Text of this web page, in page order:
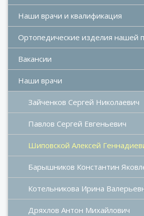
Наши врачи и квалификация
Ортопедические изделия нашей
Вакансии
Наши врачи
Зайченков Сергей Николаевич
Павлов Сергей Евгеньевич
Шиповской Алексей
Барышников Константин
Котельникова Ирина
Дряхлов Антон Михайлович